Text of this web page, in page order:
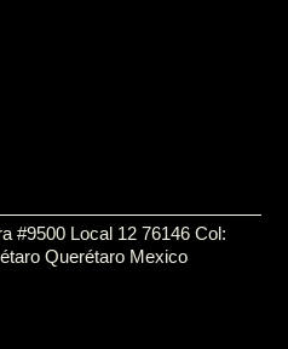
#9500 Local 12 76146 Col:
Querétaro Mexico